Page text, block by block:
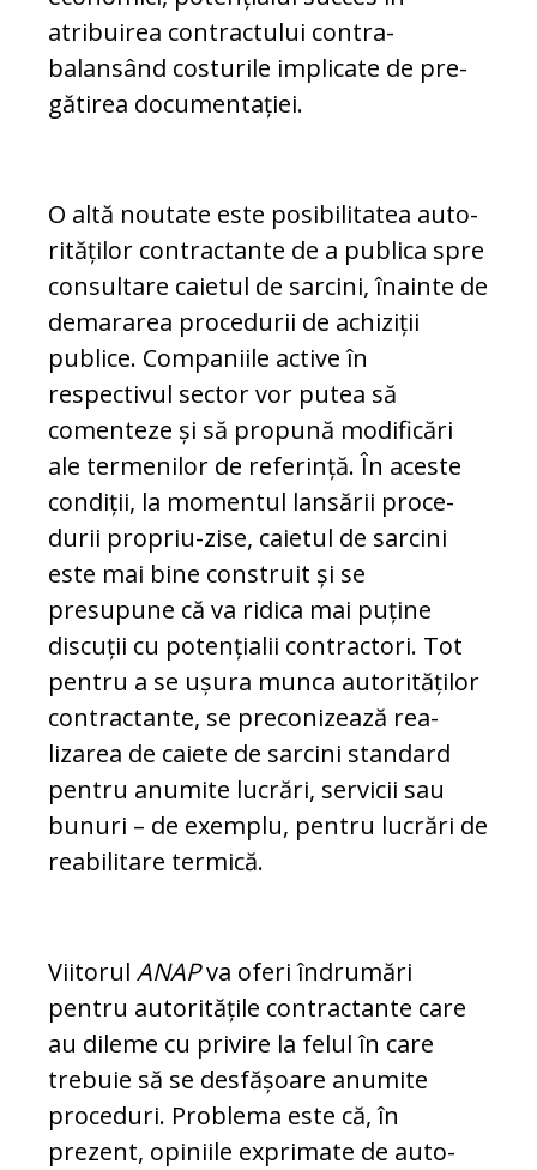
atribuirea con­trac­tului contra­
balansând costurile implicate de pre­
gă­tirea documentației.
O altă noutate este posibilitatea auto­
ri­tă­ților contractante de a publica spre
con­sultare caietul de sarcini, înainte de
de­mararea procedurii de achiziții
publice. Com­paniile active în
respectivul sector vor putea să
comenteze și să propună mo­dificări
ale termenilor de referință. În aces­te
condiții, la momentul lansării proce­
durii propriu-zise, caietul de sarcini
este mai bine construit și se
presupune că va ridica mai puține
discuții cu potențialii con­tractori. Tot
pentru a se ușura munca autorităților
contractante, se preconizează rea­
lizarea de caiete de sarcini standard
pen­tru anumite lucrări, servicii sau
bu­nuri – de exemplu, pentru lucrări de
rea­bilitare termică.
Viitorul ANAPva oferi îndrumări
pentru au­toritățile contractante care
au dileme cu privire la felul în care
trebuie să se des­fășoare anumite
proceduri. Problema este că, în
prezent, opiniile exprimate de au­to­